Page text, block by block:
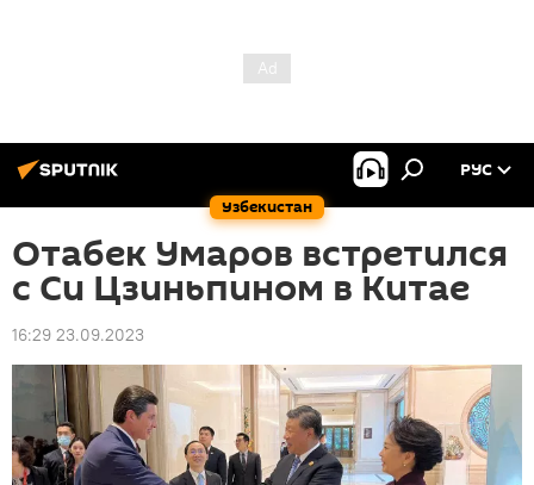
Узбекистан
РУС
Отабек Умаров встретился
с Си Цзиньпином в Китае
16:29 23.09.2023